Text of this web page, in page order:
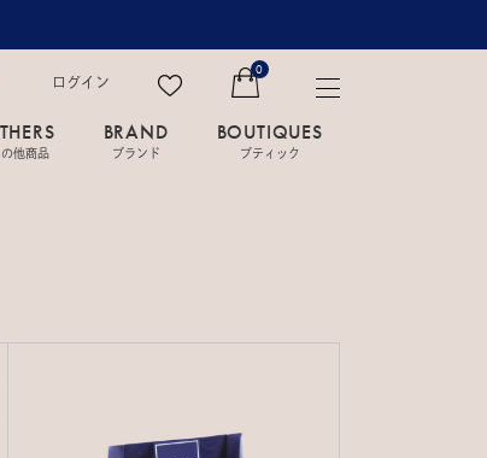
ログイン
0
他商品
BRAND
ブランド
BOUTIQUES
ブティック